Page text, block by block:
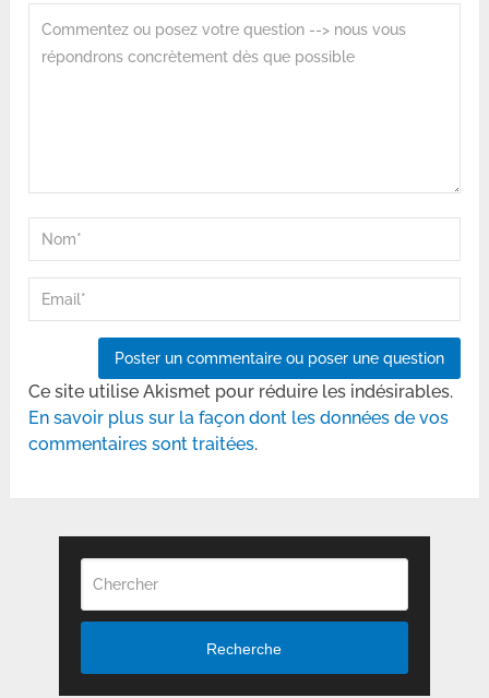
Ce site utilise Akismet pour réduire les indésirables.
En savoir plus sur la façon dont les données de vos
commentaires sont traitées.
Recherche